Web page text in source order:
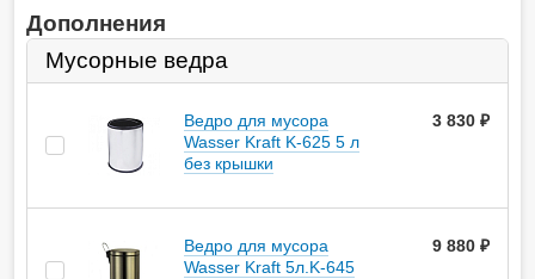
Дополнения
Мусорные ведра
Ведро для мусора
Wasser Kraft K-625 5 л
без крышки
3 830
Ведро для мусора
Wasser Kraft 5л.K-645
9 880